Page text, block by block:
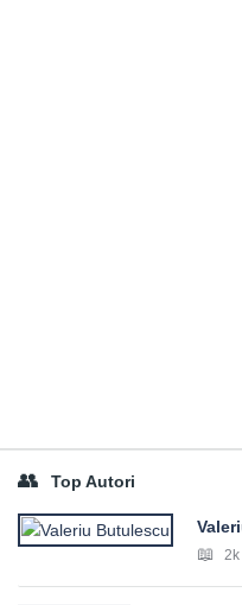
Top Autori
2k